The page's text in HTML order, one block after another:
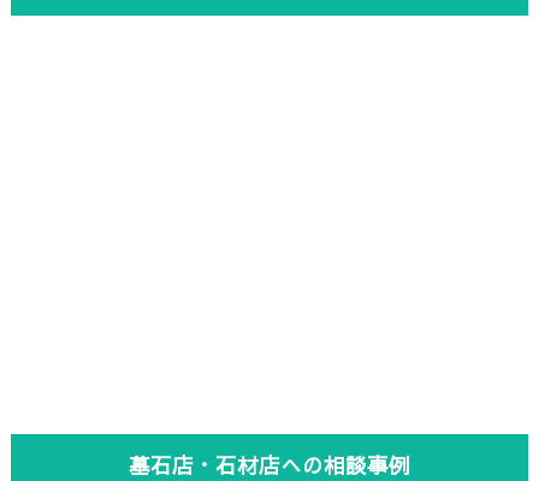
墓石店・石材店への相談事例